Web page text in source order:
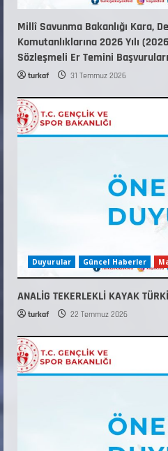
Millî Savunma Bakanlığı Kara,
Komutanlıklarına 2026 Yılı
Sözleşmeli Er Temini
turkaf 31 Temmuz 2026
Duyurular Güncel Haberler
ANALİG TEKERLEKLİ KAYAK
turkaf 22 Temmuz 2026